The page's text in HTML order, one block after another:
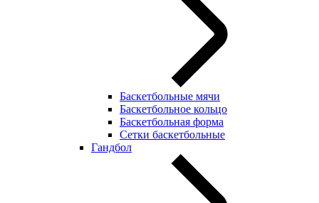
Баскетбольные мячи
Баскетбольное кольцо
Баскетбольная форма
Сетки баскетбольные
Гандбол